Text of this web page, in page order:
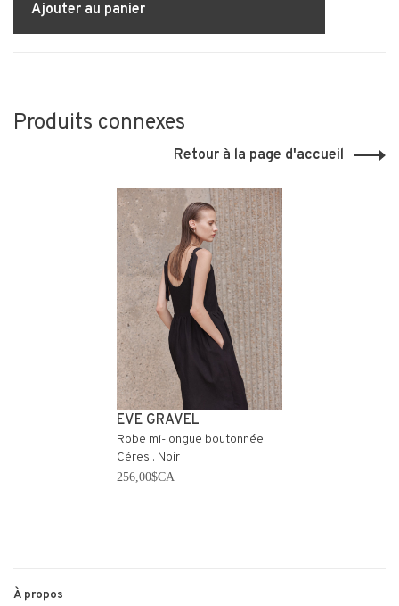
Ajouter au panier
Produits connexes
Retour à la page d'accueil
EVE GRAVEL
Robe mi-longue boutonnée
Céres . Noir
256,00$CA
À propos